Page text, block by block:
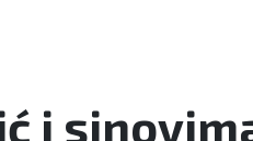
i